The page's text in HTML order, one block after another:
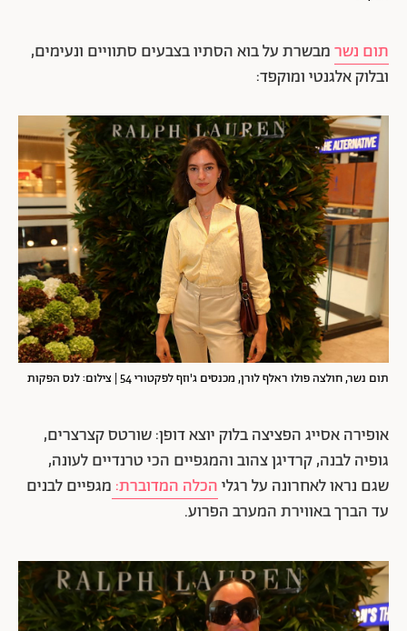
תום נשרמבשרת על בוא הסתיו בצבעים סתוויים ונעימים,
ובלוק אלגנטי ומוקפד:
תום נשר, חולצה פולו ראלף לורן, מכנסים ג'וזף לפקטורי 54 | צילום: לנס הפקות
אופירה אסייג הפציצה בלוק יוצא דופן: שורטס קצרצרים,
גופיה לבנה, קרדיגן צהוב והמגפיים הכי טרנדיים לעונה,
שגם נראו לאחרונה על רגליהכלה המדוברת: מגפיים לבנים
עד הברך באווירת המערב הפרוע.